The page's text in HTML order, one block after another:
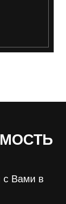
с Вами в